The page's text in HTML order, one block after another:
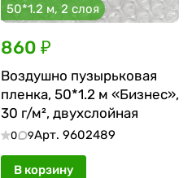
50*1.2 м, 2 слоя
860 ₽
Воздушно пузырьковая
пленка, 50*1.2 м «Бизнес»,
30 г/м², двухслойная
0 9Арт. 9602489
В корзину